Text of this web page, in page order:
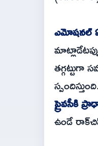
ఎమోషనల్
స్పందిస్తుంది.
ప్రైవసీకి
ఉండే